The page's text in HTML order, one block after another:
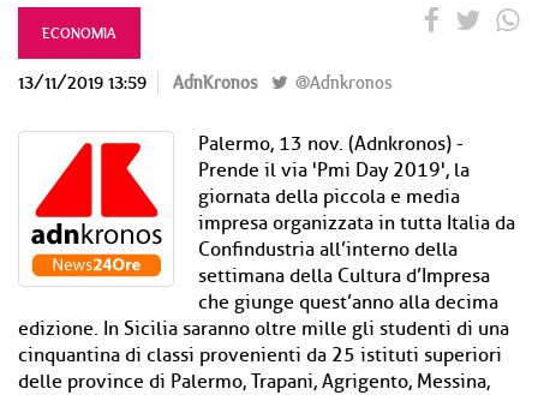
ECONOMIA
13/11/2019 13:59 AdnKronos @Adnkronos
Palermo, 13 nov. (Adnkronos) -
Prende il via 'Pmi Day 2019', la
giornata della piccola e media
impresa organizzata in tutta Italia da
Confindustria all’interno della
settimana della Cultura d’Impresa
che giunge quest’anno alla decima
edizione. In Sicilia saranno oltre mille gli studenti di una
cinquantina di classi provenienti da 25 istituti superiori
delle province di Palermo, Trapani, Agrigento, Messina,